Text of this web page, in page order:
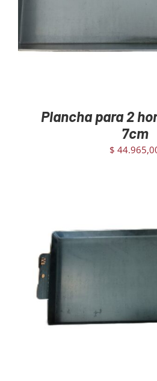
Plancha para 2
7cm
$